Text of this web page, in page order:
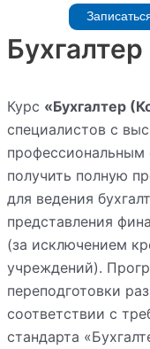
Курс «Бухгалтер
специалистов с
получить полную
для ведения
представления
(за исключением
учреждений).
переподготовки
соответствии с
стандарта